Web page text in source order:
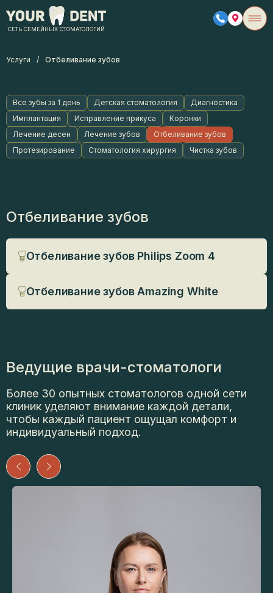
СЕТЬ СЕМЕЙНЫХ СТОМАТОЛОГИЙ
Услуги / Отбеливание зубов
Все зубы за 1 день Детская стоматология
Диагностика
Имплантация
Исправление прикуса
Коронки
Лечение десен
Лечение зубов
Отбеливание зубов
Протезирование
Стоматология хирургия Чистка зубов
Отбеливание зубов
Отбеливание зубов Philips Zoom 4
Отбеливание зубов Amazing White
Ведущие врачи-стоматологи
Более 30 опытных стоматологов одной сети
клиник уделяют внимание каждой детали,
чтобы каждый пациент ощущал комфорт и
индивидуальный подход.